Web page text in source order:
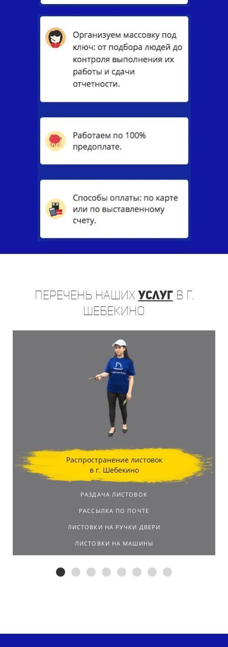
Перечень нашихуслугв г.
Шебекино
Распространение листовок
в г. Шебекино
РАЗДАЧА ЛИСТОВОК
РАССЫЛКА ПО ПОЧТЕ
ЛИСТОВКИ НА РУЧКИ ДВЕРИ
ЛИСТОВКИ НА МАШИНЫ